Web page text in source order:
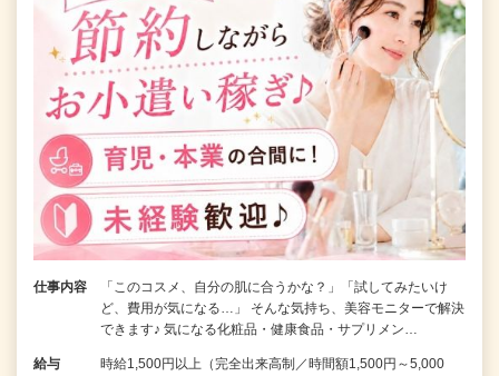
仕事内容
「このコスメ、自分の肌に合うかな？」「試してみたいけ
ど、費用が気になる…」 そんな気持ち、美容モニターで解決
できます♪ 気になる化粧品・健康食品・サプリメン…
給与
時給1,500円以上（完全出来高制／時間額1,500円～5,000